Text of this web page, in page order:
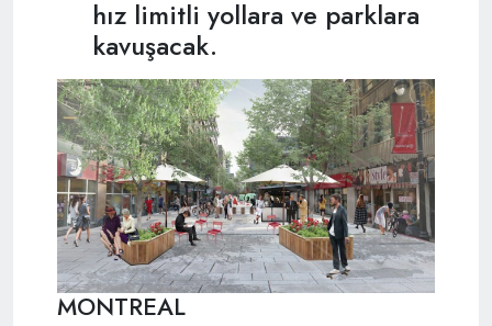
hız limitli yollara ve parklara
kavuşacak.
MONTREAL